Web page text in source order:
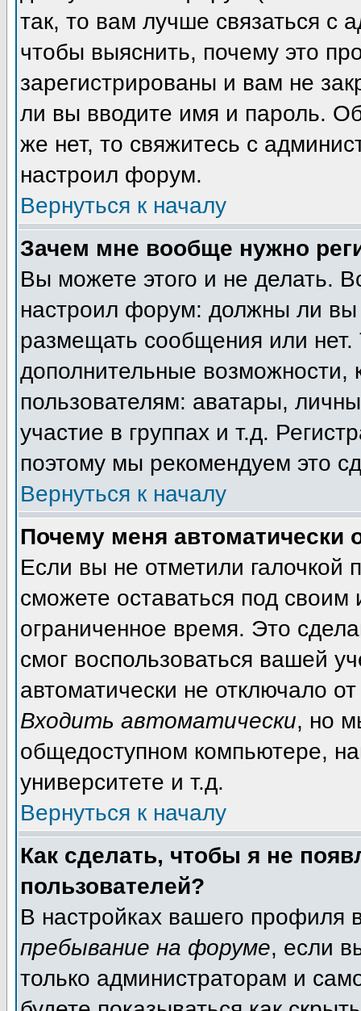
так, то вам лучше связаться с
чтобы выяснить, почему это
зарегистрированы и вам не
ли вы вводите имя и пароль.
же нет, то свяжитесь с
настроил форум.
Вернуться к началу
Зачем мне вообще нужно
Вы можете этого и не делать.
настроил форум: должны ли вы
размещать сообщения или
дополнительные
пользователям: аватары,
участие в группах и т.д.
поэтому мы рекомендуем это
Вернуться к началу
Почему меня автоматически
Если вы не отметили галочкой
сможете оставаться под
ограниченное время. Это
смог воспользоваться вашей
автоматически не отключало
Входить автоматически, но
общедоступном компьютере,
университете и т.д.
Вернуться к началу
Как сделать, чтобы я не
пользователей?
В настройках вашего
пребывание на форуме, если
только администраторам и